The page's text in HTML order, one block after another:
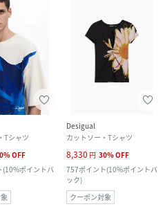
Tシャツ
%OFF
(10%ポイントバ
Desigual
カットソー・Tシャツ
8,330 円 30%OFF
757ポイント(10%ポイントバ
ック)
クーポン対象